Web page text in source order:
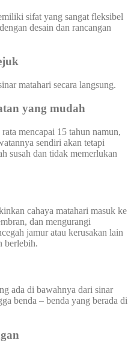
sifat yang sangat fleksibel
desain dan rancangan
matahari secara langsung.
yang mudah
mencapai 15 tahun namun,
sendiri akan tetapi
susah dan tidak memerlukan
cahaya matahari masuk ke
dan mengurangi
jamur atau kerusakan lain
berlebih.
ada di bawahnya dari sinar
benda – benda yang berada di